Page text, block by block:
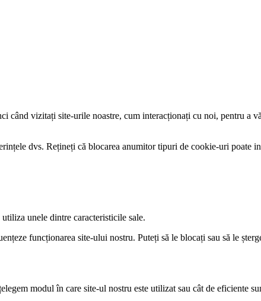
vizitați site-urile noastre, cum interacționați cu noi, pentru a
dvs. Rețineți că blocarea anumitor tipuri de cookie-uri poate
unele dintre caracteristicile sale.
funcționarea site-ului nostru. Puteți să le blocați sau să le
modul în care site-ul nostru este utilizat sau cât de eficiente